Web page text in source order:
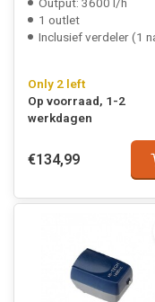
1 outlet
Inclusief verdeler (1
Only 2 left
Op voorraad, 1-2
werkdagen
€134,99